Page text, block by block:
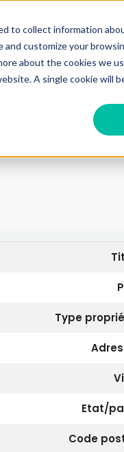
to collect information
customize your
about the cookies we
A single cookie will
Type
Etat/
Code